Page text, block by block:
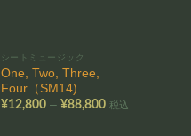
シートミュージック
One, Two, Three,
Four（SM14)
¥12,800 – ¥88,800価税込